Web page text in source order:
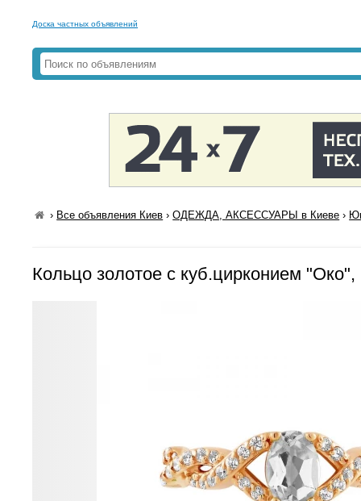
Доска частных объявлений
› Все объявления Киев ›ОДЕЖДА, АКСЕССУАРЫ в Киеве ›
Кольцо золотое с куб.цирконием